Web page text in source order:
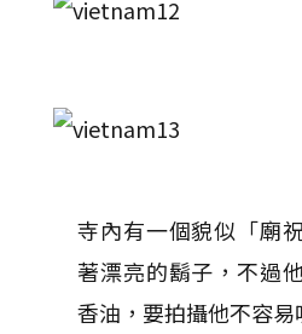
寺內有一個貌似「廟
著漂亮的鬍子，不過
香油，要拍攝他不容易